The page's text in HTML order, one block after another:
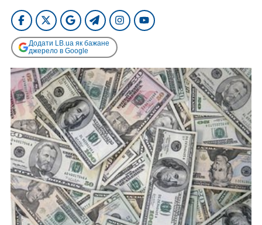
Додати LB.ua як бажане
джерело в Google